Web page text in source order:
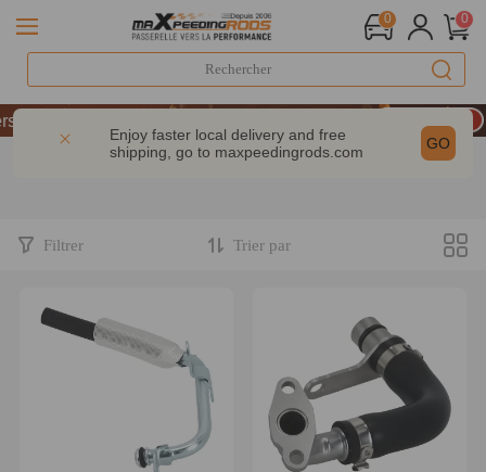
0 0
LIVRAISON GRATUITE À DOMICILE - FR
: -9% | CODE : MXR20TH
€ – CODE : WELCOME
Enjoy faster local delivery and free
shipping, go to maxpeedingrods.com GO
Filtrer Trier par